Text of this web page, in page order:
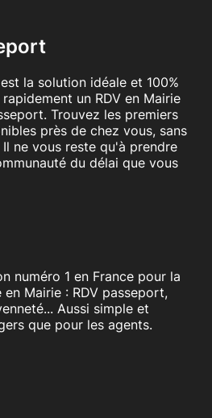
la solution idéale et 100%
un RDV en Mairie
Trouvez les premiers
près de chez vous, sans
ne vous reste qu'à prendre
du délai que vous
numéro 1 en France pour la
en Mairie : RDV passeport,
Aussi simple et
que pour les agents.